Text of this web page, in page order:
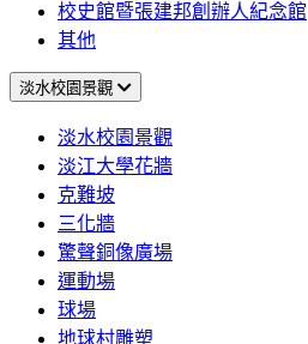
校史館暨張建邦創辦人紀念館
其他
淡水校園景觀
淡水校園景觀
淡江大學花牆
克難坡
三化牆
驚聲銅像廣場
運動場
球場
地球村雕塑